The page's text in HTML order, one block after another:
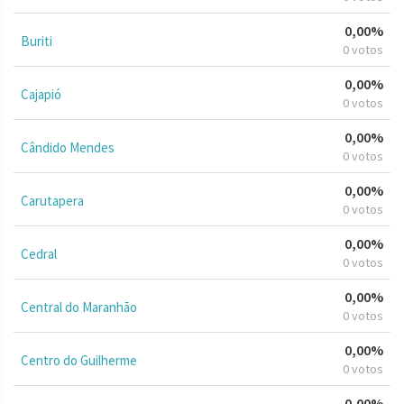
Buriti
0,00%
0 votos
Cajapió
0,00%
0 votos
Cândido Mendes
0,00%
0 votos
Carutapera
0,00%
0 votos
Cedral
0,00%
0 votos
Central do Maranhão
0,00%
0 votos
Centro do Guilherme
0,00%
0 votos